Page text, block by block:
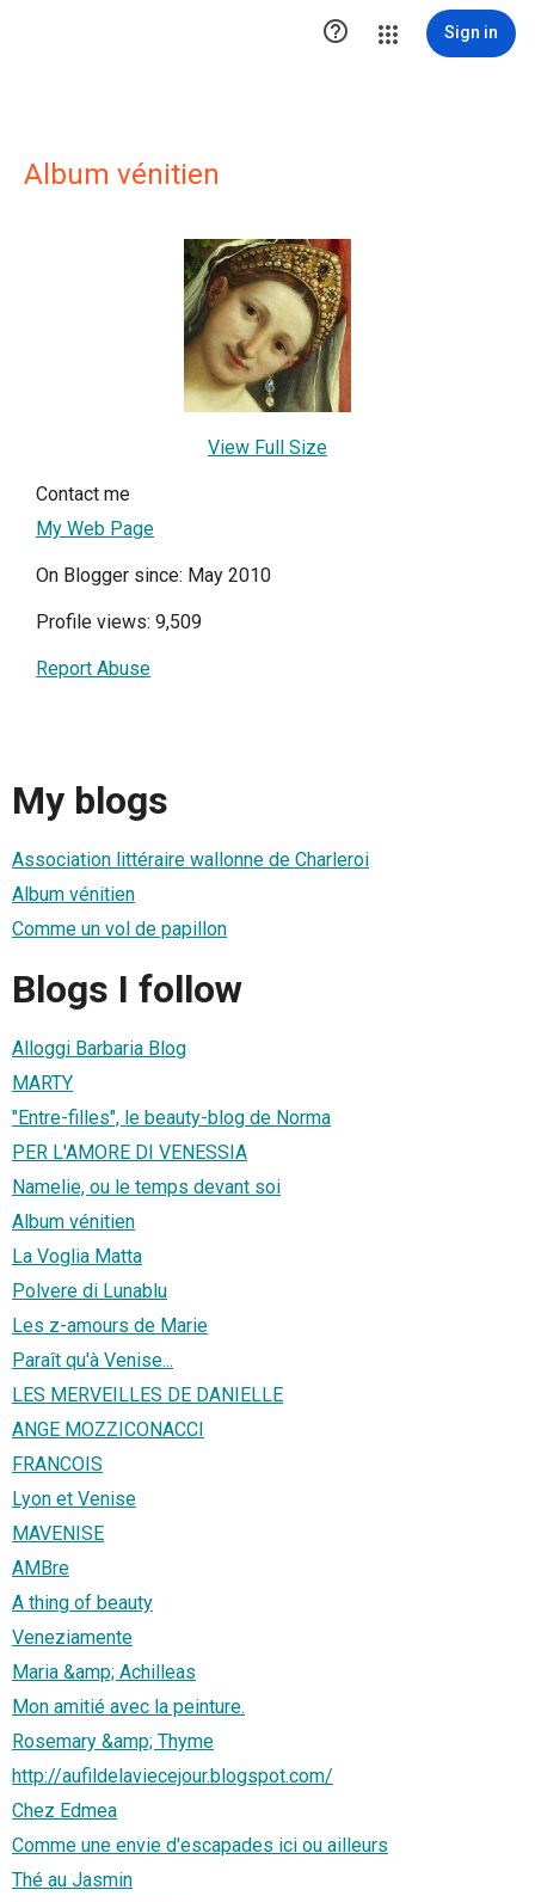
 Sign in
Album vénitien
View Full Size
Contact me
My Web Page
On Blogger since: May 2010
Profile views: 9,509
Report Abuse
My blogs
Association littéraire wallonne de Charleroi
Album vénitien
Comme un vol de papillon
Blogs I follow
Alloggi Barbaria Blog
MARTY
"Entre-filles", le beauty-blog de Norma
PER L'AMORE DI VENESSIA
Namelie, ou le temps devant soi
Album vénitien
La Voglia Matta
Polvere di Lunablu
Les z-amours de Marie
Paraît qu'à Venise...
LES MERVEILLES DE DANIELLE
ANGE MOZZICONACCI
FRANCOIS
Lyon et Venise
MAVENISE
AMBre
A thing of beauty
Veneziamente
Maria &amp; Achilleas
Mon amitié avec la peinture.
Rosemary &amp; Thyme
http://aufildelaviecejour.blogspot.com/
Chez Edmea
Comme une envie d'escapades ici ou ailleurs
Thé au Jasmin